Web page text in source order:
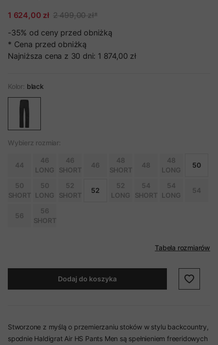
1 624,00 zł 2 499,00 zł*
-35% od ceny przed obniżką
* Cena przed obniżką
Najniższa cena z 30 dni: 1 874,00 zł
Kolor: black
Wybierz rozmiar:
44
46
LONG
46
SHORT
46
48
SHORT
48
48
LONG
50
50
SHORT
50
LONG
52
SHORT
52
52
LONG
54
SHORT
54
LONG
54
56
56
SHORT
Tabela rozmiarów
Dodaj do koszyka
Stworzone z myślą o przemierzaniu stoków w stylu backcountry,
spodnie Haldigrat Air HS Pants Men są spełnieniem freeridowych